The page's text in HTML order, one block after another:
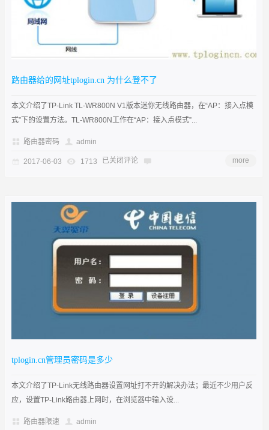
路由器给的网址tplogin.cn 为什么登不了
本文介绍了TP-Link TL-WR800N V1版本迷你无线路由器，在“AP：接入点模
式”下的设置方法。TL-WR800N工作在“AP：接入点模式”...
路由器密码 admin
2017-06-03 1713 已关闭评论 more
tplogin.cn管理员密码是多少
本文介绍了TP-Link无线路由器设置网址打不开的解决办法；最近不少用户反
应，设置TP-Link路由器上网时，在浏览器中输入设...
路由器限速 admin